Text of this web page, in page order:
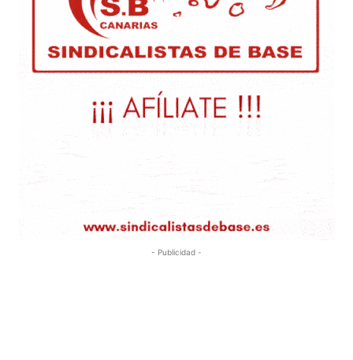
- Publicidad -